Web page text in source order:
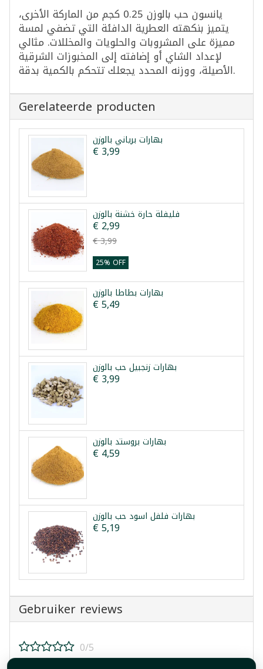
يانسون حب بالوزن 0.25 كجم من الماركة الأخرى،
يتميز بنكهته العطرية الدافئة التي تضفي لمسة
مميزة على المشروبات والحلويات والمخللات. مثالي
لإعداد الشاي أو إضافته إلى المخبوزات الشرقية
الأصيلة، ووزنه المحدد يجعلك تتحكم بالكمية بدقة.
Gerelateerde producten
بهارات برياني بالوزن
€ 3,99
فليفلة حارة خشنة بالوزن
€ 2,99
€ 3,99
25% OFF
بهارات بطاطا بالوزن
€ 5,49
بهارات زنجبيل حب بالوزن
€ 3,99
بهارات بروستد بالوزن
€ 4,59
بهارات فلفل اسود حب بالوزن
€ 5,19
Gebruiker reviews
0/5